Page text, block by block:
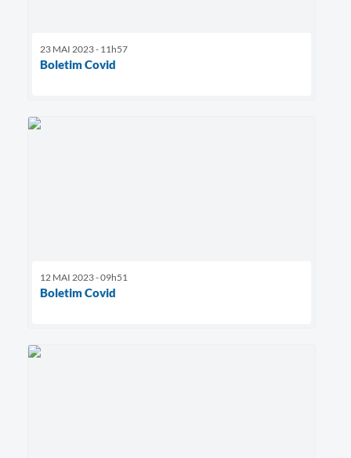
23 MAI 2023 - 11h57
Boletim Covid
12 MAI 2023 - 09h51
Boletim Covid